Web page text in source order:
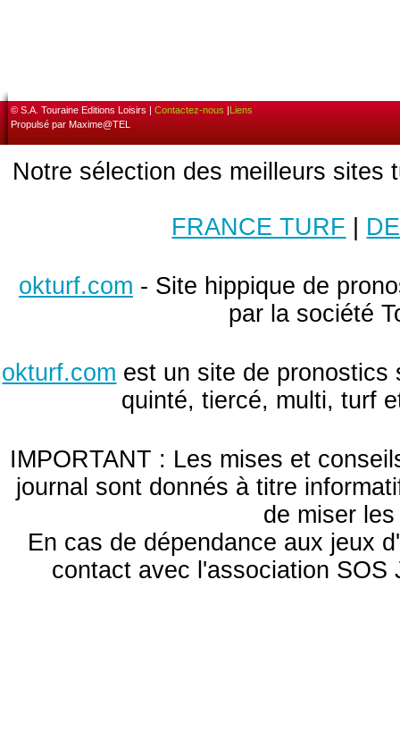
© S.A. Touraine Editions Loisirs | Contactez-nous |Liens
Propulsé par Maxime@TEL
Notre sélection des meilleurs sites
FRANCE TURF
okturf.com - Site hippique de
par la société
okturf.com est un site de pronostics
quinté, tiercé, multi, turf
IMPORTANT : Les mises et
journal sont donnés à titre
de miser
En cas de dépendance aux jeux
contact avec l'association